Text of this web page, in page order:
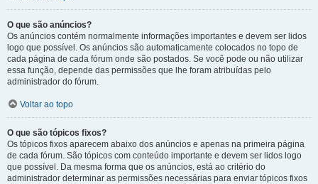
O que são anúncios?
Os anúncios contém normalmente informações importantes e devem ser lidos
logo que possível. Os anúncios são automaticamente colocados no topo de
cada página de cada fórum onde são postados. Se você pode ou não utilizar
essa função, depende das permissões que lhe foram atribuídas pelo
administrador do fórum.
Voltar ao topo
O que são tópicos fixos?
Os tópicos fixos aparecem abaixo dos anúncios e apenas na primeira página
de cada fórum. São tópicos com conteúdo importante e devem ser lidos logo
que possível. Da mesma forma que os anúncios, está ao critério do
administrador determinar as permissões necessárias para enviar tópicos fixos